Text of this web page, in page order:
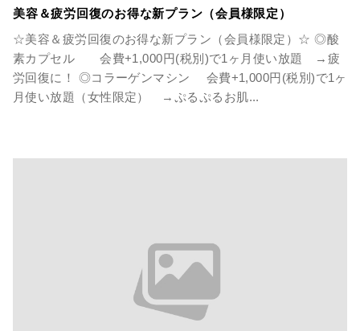
美容＆疲労回復のお得な新プラン（会員様限定）
☆美容＆疲労回復のお得な新プラン（会員様限定）☆ ◎酸
素カプセル 会費+1,000円(税別)で1ヶ月使い放題 →疲
労回復に！ ◎コラーゲンマシン 会費+1,000円(税別)で1ヶ
月使い放題（女性限定） →ぷるぷるお肌...